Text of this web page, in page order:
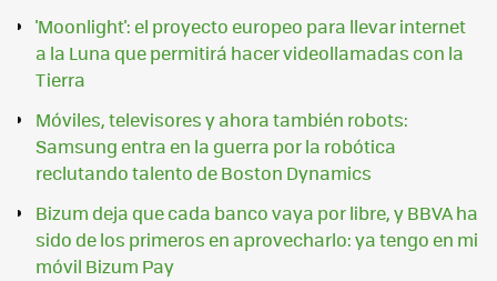
'Moonlight': el proyecto europeo para llevar internet
a la Luna que permitirá hacer videollamadas con la
Tierra
Móviles, televisores y ahora también robots:
Samsung entra en la guerra por la robótica
reclutando talento de Boston Dynamics
Bizum deja que cada banco vaya por libre, y BBVA ha
sido de los primeros en aprovecharlo: ya tengo en mi
móvil Bizum Pay